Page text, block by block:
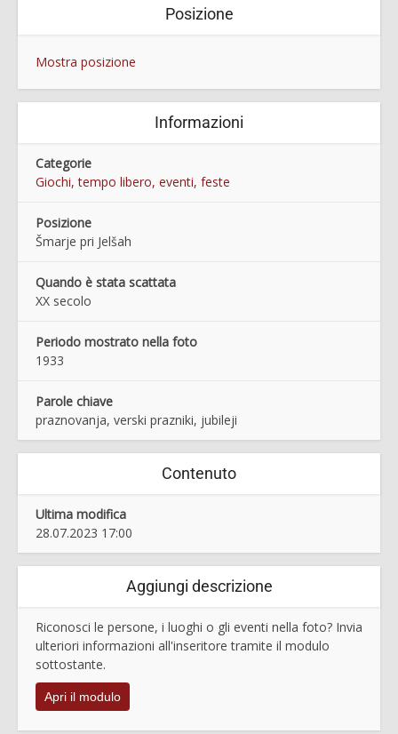
Posizione
Mostra posizione
Informazioni
Categorie
Giochi, tempo libero, eventi, feste
Posizione
Šmarje pri Jelšah
Quando è stata scattata
XX secolo
Periodo mostrato nella foto
1933
Parole chiave
praznovanja, verski prazniki, jubileji
Contenuto
Ultima modifica
28.07.2023 17:00
Aggiungi descrizione
Riconosci le persone, i luoghi o gli eventi nella foto? Invia
ulteriori informazioni all'inseritore tramite il modulo
sottostante.
Apri il modulo